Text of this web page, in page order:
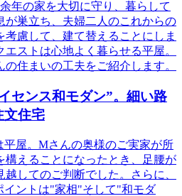
年の家を大切に守り、暮らして
が巣立ち、夫婦二人のこれからの
慮して、建て替えることにしま
ストは心地よく暮らせる平屋。
住まいの工夫をご紹介します。
センス和モダン”。細い路
文住宅
屋。Mさんの奥様のご実家が所
構えることになったとき、足腰が
してのご判断でした。さらに、
イントは"家相"そして"和モダ